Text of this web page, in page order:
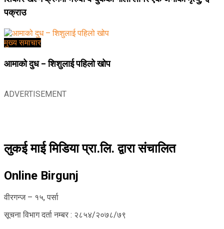
पक्राउ
मुख्य समाचार
आमाको दुध – शिशुलाई पहिलो खोप
ADVERTISEMENT
लुकई माई मिडिया प्रा.लि. द्वारा संचालित
Online Birgunj
वीरगन्ज – १५, पर्सा
सूचना विभाग दर्ता नम्बर : २८५४/२०७८/७९